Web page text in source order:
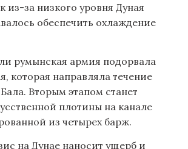
из-за низкого уровня Дуная
обеспечить охлаждение
румынская армия подорвала
которая направляла течение
Вторым этапом станет
плотины на канале
из четырех барж.
на Дунае наносит ущерб и